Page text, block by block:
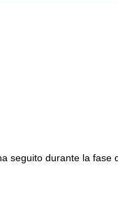
durante la fase